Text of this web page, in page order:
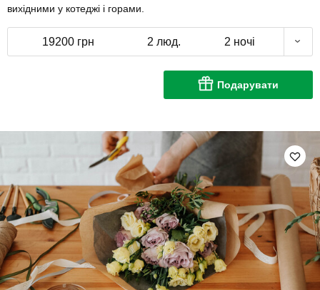
вихідними у котеджі і горами.
19200 грн 2 люд. 2 ночі
Подарувати